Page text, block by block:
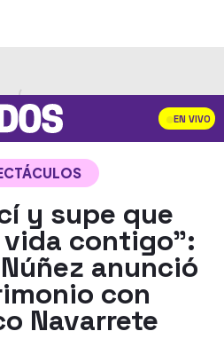
EN VIVO
y supe que
vida contigo":
anunció
con
Navarrete